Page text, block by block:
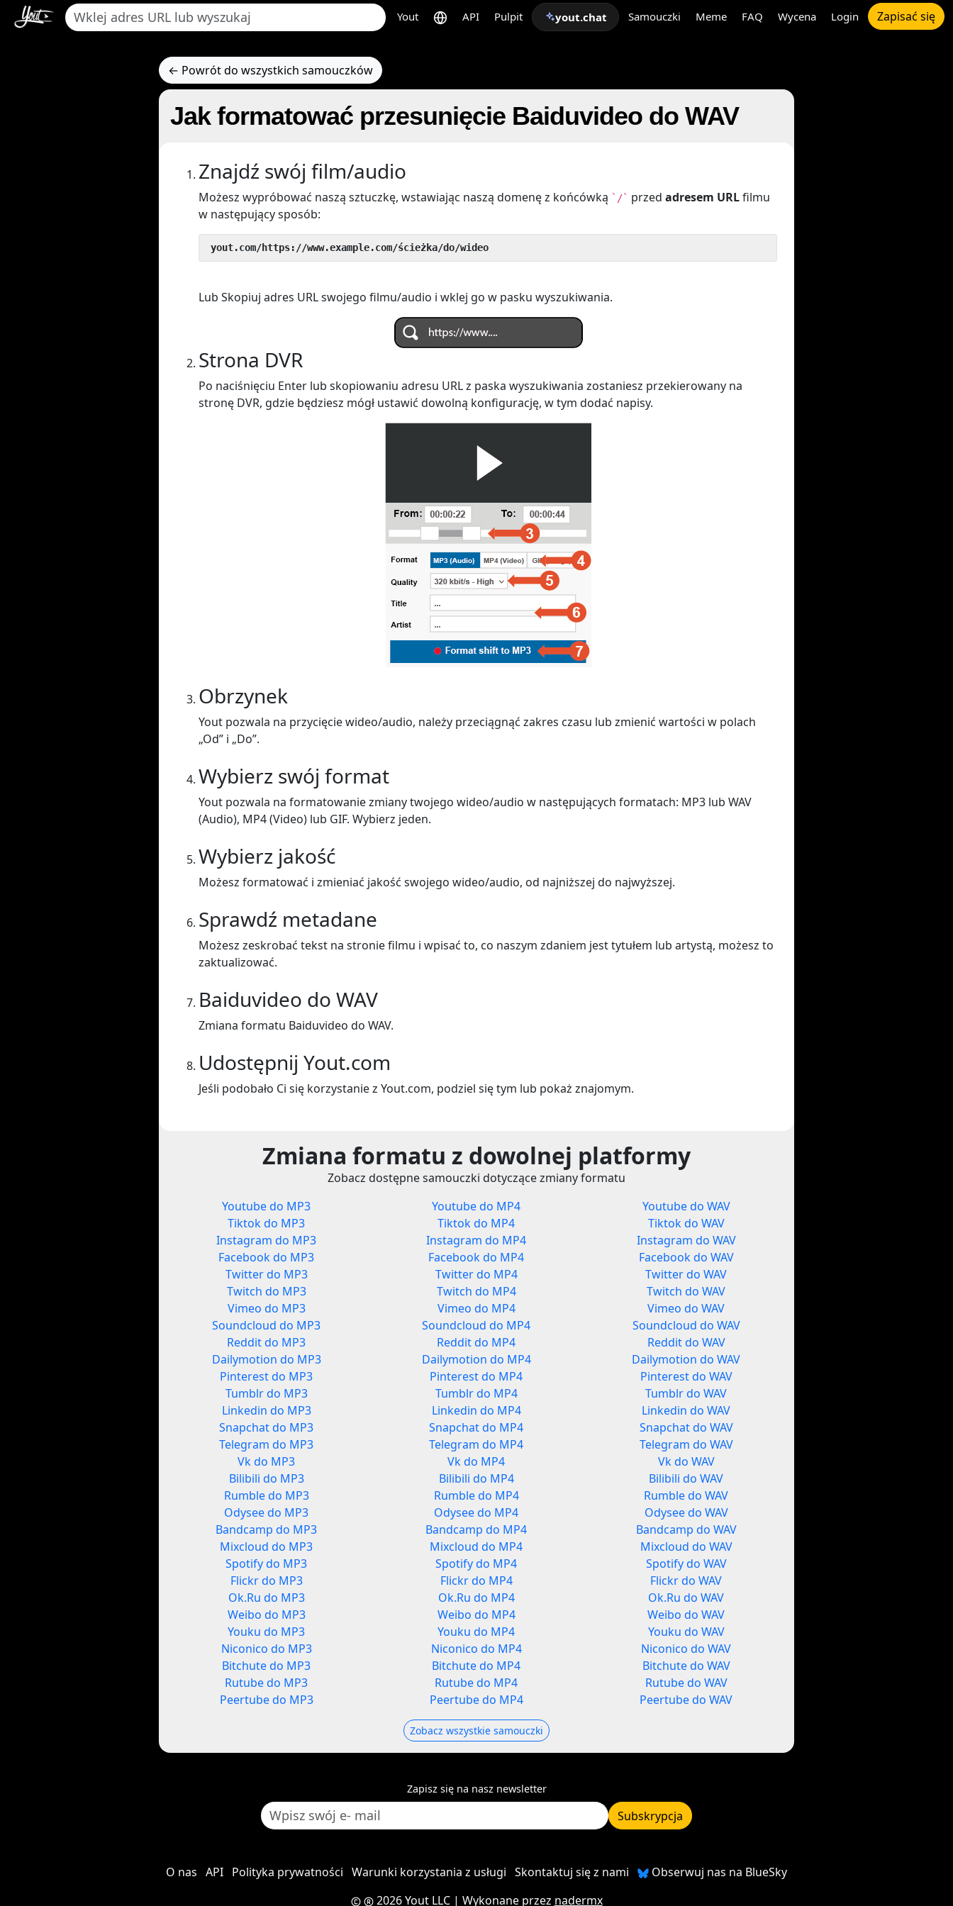
Yout API Pulpit yout.chat Samouczki Meme FAQ Wycena Login Zapisać się
← Powrót do wszystkich samouczków
Jak formatować przesunięcie Baiduvideo do WAV
Znajdź swój film/audio
Możesz wypróbować naszą sztuczkę, wstawiając naszą domenę z końcówką `/` przed adresem URLfilmu
w następujący sposób:
yout.com/https://www.example.com/ścieżka/do/wideo
Lub Skopiuj adres URL swojego filmu/audio i wklej go w pasku wyszukiwania.
Strona DVR
Po naciśnięciu Enter lub skopiowaniu adresu URL z paska wyszukiwania zostaniesz przekierowany na
stronę DVR, gdzie będziesz mógł ustawić dowolną konfigurację, w tym dodać napisy.
Obrzynek
Yout pozwala na przycięcie wideo/audio, należy przeciągnąć zakres czasu lub zmienić wartości w polach
„Od” i „Do”.
Wybierz swój format
Yout pozwala na formatowanie zmiany twojego wideo/audio w następujących formatach: MP3 lub WAV
(Audio), MP4 (Video) lub GIF. Wybierz jeden.
Wybierz jakość
Możesz formatować i zmieniać jakość swojego wideo/audio, od najniższej do najwyższej.
Sprawdź metadane
Możesz zeskrobać tekst na stronie filmu i wpisać to, co naszym zdaniem jest tytułem lub artystą, możesz to
zaktualizować.
Baiduvideo do WAV
Zmiana formatu Baiduvideo do WAV.
Udostępnij Yout.com
Jeśli podobało Ci się korzystanie z Yout.com, podziel się tym lub pokaż znajomym.
Zmiana formatu z dowolnej platformy
Zobacz dostępne samouczki dotyczące zmiany formatu
Youtube do MP3
Tiktok do MP3
Instagram do MP3
Facebook do MP3
Twitter do MP3
Twitch do MP3
Vimeo do MP3
Soundcloud do MP3
Reddit do MP3
Dailymotion do MP3
Pinterest do MP3
Tumblr do MP3
Linkedin do MP3
Snapchat do MP3
Telegram do MP3
Vk do MP3
Bilibili do MP3
Rumble do MP3
Odysee do MP3
Bandcamp do MP3
Mixcloud do MP3
Spotify do MP3
Flickr do MP3
Ok.Ru do MP3
Weibo do MP3
Youku do MP3
Niconico do MP3
Bitchute do MP3
Rutube do MP3
Peertube do MP3
Youtube do MP4
Tiktok do MP4
Instagram do MP4
Facebook do MP4
Twitter do MP4
Twitch do MP4
Vimeo do MP4
Soundcloud do MP4
Reddit do MP4
Dailymotion do MP4
Pinterest do MP4
Tumblr do MP4
Linkedin do MP4
Snapchat do MP4
Telegram do MP4
Vk do MP4
Bilibili do MP4
Rumble do MP4
Odysee do MP4
Bandcamp do MP4
Mixcloud do MP4
Spotify do MP4
Flickr do MP4
Ok.Ru do MP4
Weibo do MP4
Youku do MP4
Niconico do MP4
Bitchute do MP4
Rutube do MP4
Peertube do MP4
Youtube do WAV
Tiktok do WAV
Instagram do WAV
Facebook do WAV
Twitter do WAV
Twitch do WAV
Vimeo do WAV
Soundcloud do WAV
Reddit do WAV
Dailymotion do WAV
Pinterest do WAV
Tumblr do WAV
Linkedin do WAV
Snapchat do WAV
Telegram do WAV
Vk do WAV
Bilibili do WAV
Rumble do WAV
Odysee do WAV
Bandcamp do WAV
Mixcloud do WAV
Spotify do WAV
Flickr do WAV
Ok.Ru do WAV
Weibo do WAV
Youku do WAV
Niconico do WAV
Bitchute do WAV
Rutube do WAV
Peertube do WAV
Zobacz wszystkie samouczki
Zapisz się na nasz newsletter
Subskrypcja
O nas API Polityka prywatności Warunki korzystania z usługi Skontaktuj się z nami
Obserwuj nas na BlueSky
2026 Yout LLC| Wykonane przez nadermx